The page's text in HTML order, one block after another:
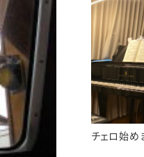
チェロ始め